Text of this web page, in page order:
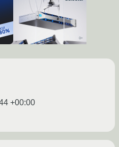
+00:00